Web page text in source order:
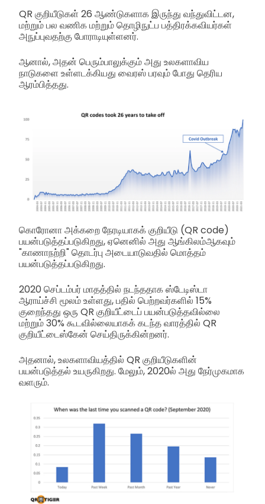
QR குறியீடுகள் 26 ஆண்டுகளாக இருந்து வந்துவிட்டன,
மற்றும் பல வணிக மற்றும் தொழிநுட்ப பத்திரக்கவியர்கள்
அநுப்புவதற்கு போராடியுள்ளனர்.
ஆனால், அதன் பெரும்பாலுக்கும் அது உலகளாவிய
நாடுகளை உள்ளடக்கியது வைரஸ் பரவும் போது தெரிய
ஆரம்பித்தது.
கொரோனா அக்கறை நேரடியாகக் குறியீடு (QR code)
பயன்படுத்தப்படுகிறது, ஏனெனில் அது ஆங்கிலம்ஆகவும்
"காணாநற்றி" தொடர்பு அடையாடுவதில் மொத்தம்
பயன்படுத்தப்படுகிறது.
2020 செப்டம்பர் மாதத்தில் நடந்ததாக ஸ்டேடிஸ்டா
ஆராய்ச்சி மூலம் உள்ளது, பதில் பெற்றவர்களில் 15%
குறைந்தது ஒரு QR குறியீட்டைப் பயன்படுத்தவில்லை
மற்றும் 30% கூடவில்லையாகக் கடந்த வாரத்தில் QR
குறியீட்டைஸ்கேன் செய்திருக்கின்றனர்.
அதனால், உலகளாவியத்தில் QR குறியீடுகளின்
பயன்படுத்தல் உயருகிறது. மேலும், 2020ல் அது நேர்முகமாக
வளரும்.